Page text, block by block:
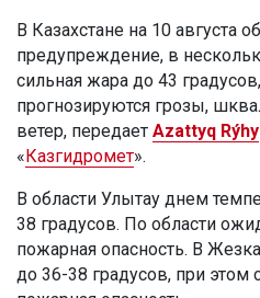
В Казахстане на 10 августа
предупреждение, в
сильная жара до 43
прогнозируются грозы,
ветер, передает Azattyq Rýhy
«Казгидромет».
В области Улытау днем
38 градусов. По области
пожарная опасность. В
до 36-38 градусов, при этом